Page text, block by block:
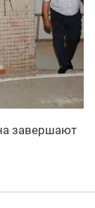
завершают